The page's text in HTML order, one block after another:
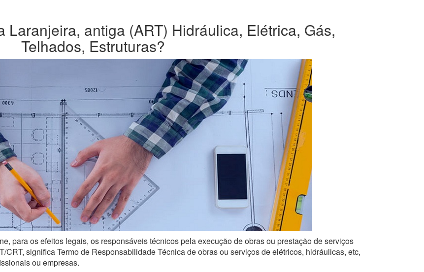
Laranjeira, antiga (ART) Hidráulica, Elétrica, Gás,
Telhados, Estruturas?
para os efeitos legais, os responsáveis técnicos pela execução de obras ou prestação de serviços
significa Termo de Responsabilidade Técnica de obras ou serviços de elétricos, hidráulicas, etc,
ou empresas.